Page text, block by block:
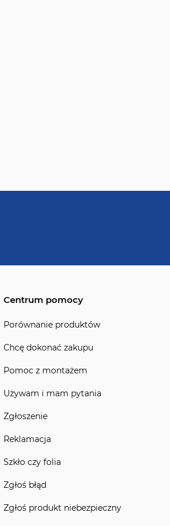
Centrum pomocy
Porównanie produktów
Chcę dokonać zakupu
Pomoc z montażem
Używam i mam pytania
Zgłoszenie
Reklamacja
Szkło czy folia
Zgłoś błąd
Zgłoś produkt niebezpieczny